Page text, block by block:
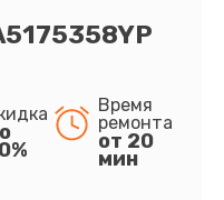
Время
ремонта
от 20
мин